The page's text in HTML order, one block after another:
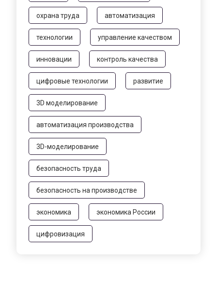
охрана труда автоматизация
технологии управление качеством
инновации контроль качества
цифровые технологии развитие
3D моделирование
автоматизация производства
3D-моделирование
безопасность труда
безопасность на производстве
экономика экономика России
цифровизация